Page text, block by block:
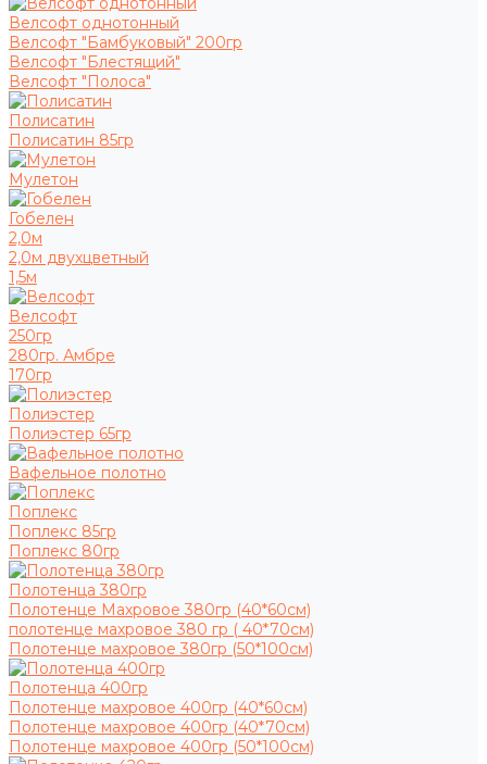
Велсофт однотонный
Велсофт "Бамбуковый" 200гр
Велсофт "Блестящий"
Велсофт "Полоса"
Полисатин
Полисатин 85гр
Мулетон
Гобелен
2,0м
2,0м двухцветный
1,5м
Велсофт
250гр
280гр. Амбре
170гр
Полиэстер
Полиэстер 65гр
Вафельное полотно
Поплекс
Поплекс 85гр
Поплекс 80гр
Полотенца 380гр
Полотенце Махровое 380гр (40*60см)
полотенце махровое 380 гр ( 40*70см)
Полотенце махровое 380гр (50*100см)
Полотенца 400гр
Полотенце махровое 400гр (40*60см)
Полотенце махровое 400гр (40*70см)
Полотенце махровое 400гр (50*100см)